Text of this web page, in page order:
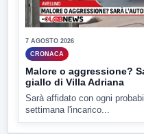
7 AGOSTO 2026
CRONACA
Malore o aggressione?
giallo di Villa Adriana
Sarà affidato con ogni
settimana l'incarico...